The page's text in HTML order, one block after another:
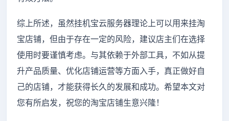
综上所述，虽然挂机宝云服务器理论上可以用来挂淘
宝店铺，但由于存在一定的风险，建议店主们在选择
使用时要谨慎考虑。与其依赖于外部工具，不如从提
升产品质量、优化店铺运营等方面入手，真正做好自
己的店铺，才能获得长久的发展和成功。希望本文对
您有所启发，祝您的淘宝店铺生意兴隆！